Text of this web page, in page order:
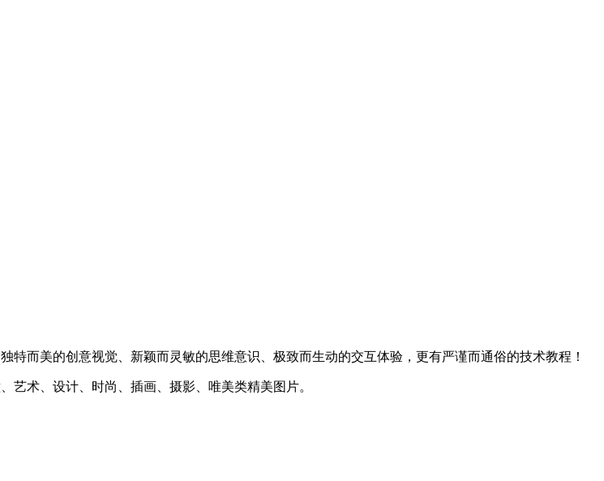
而美的创意视觉、新颖而灵敏的思维意识、极致而生动的交互体验，更有严谨而通俗的技术教程！
艺术、设计、时尚、插画、摄影、唯美类精美图片。